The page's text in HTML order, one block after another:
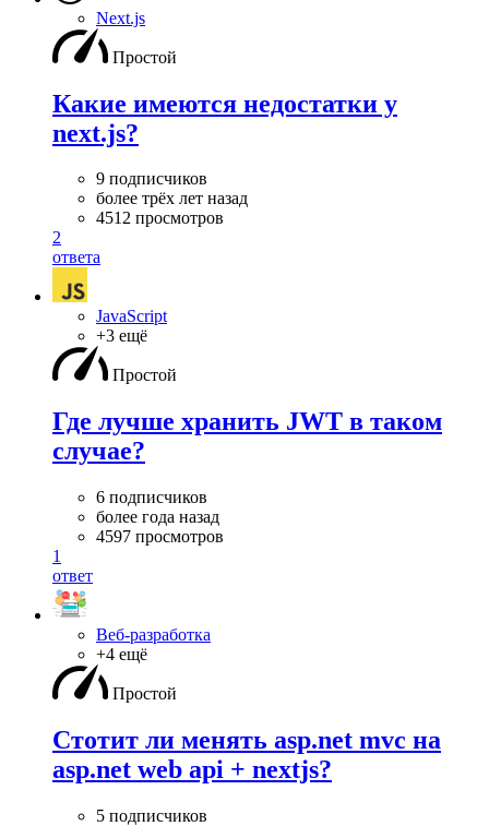
Next.js
Простой
Какие имеются недостатки у
next.js?
9 подписчиков
более трёх лет назад
4512 просмотров
2
ответа
JavaScript
+3 ещё
Простой
Где лучше хранить JWT в таком
случае?
6 подписчиков
более года назад
4597 просмотров
1
ответ
Веб-разработка
+4 ещё
Простой
Стотит ли менять asp.net mvc на
asp.net web api + nextjs?
5 подписчиков